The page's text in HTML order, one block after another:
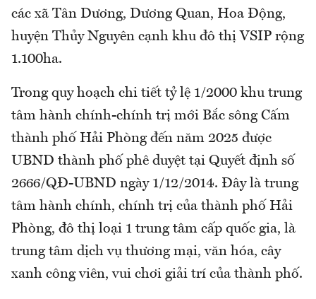
các xã Tân Dương, Dương Quan, Hoa Động,
huyện Thủy Nguyên cạnh khu đô thị VSIP rộng
1.100ha.
Trong quy hoạch chi tiết tỷ lệ 1/2000 khu trung
tâm hành chính-chính trị mới Bắc sông Cấm
thành phố Hải Phòng đến năm 2025 được
UBND thành phố phê duyệt tại Quyết định số
2666/QĐ-UBND ngày 1/12/2014. Đây là trung
tâm hành chính, chính trị của thành phố Hải
Phòng, đô thị loại 1 trung tâm cấp quốc gia, là
trung tâm dịch vụ thương mại, văn hóa, cây
xanh công viên, vui chơi giải trí của thành phố.